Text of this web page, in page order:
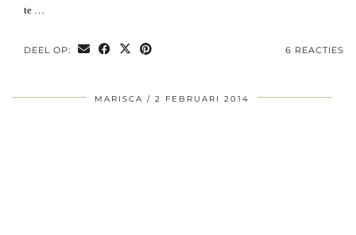
te …
DEEL OP: 6 REACTIES
MARISCA 2 FEBRUARI 2014